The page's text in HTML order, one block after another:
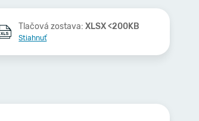
Tlačová zostava:XLSX <200KB
Stiahnuť